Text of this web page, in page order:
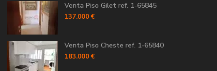
Venta Piso Gilet ref. 1-65845
137.000 €
Venta Piso Cheste ref. 1-65840
183.000 €